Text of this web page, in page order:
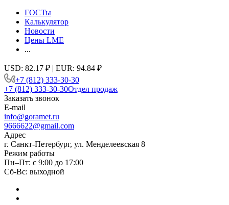
ГОСТы
Калькулятор
Новости
Цены LME
...
USD: 82.17 ₽ | EUR: 94.84 ₽
+7 (812) 333-30-30
+7 (812) 333-30-30Отдел продаж
Заказать звонок
E-mail
info@goramet.ru
9666622@gmail.com
Адрес
г. Санкт-Петербург, ул. Менделеевская 8
Режим работы
Пн–Пт: с 9:00 до 17:00
Сб-Вс: выходной